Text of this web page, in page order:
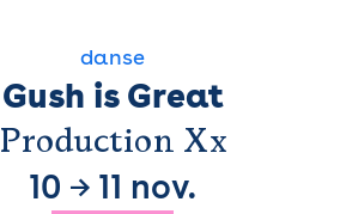
danse
Gush is Great
Production Xx
10 → 11 nov.